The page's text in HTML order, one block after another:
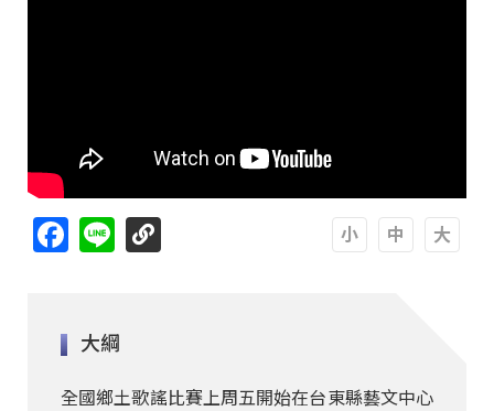
Facebook
Line
大綱
全國鄉土歌謠比賽上周五開始在台東縣藝文中心